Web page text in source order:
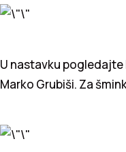
U nastavku
Marko Grubiši. Za